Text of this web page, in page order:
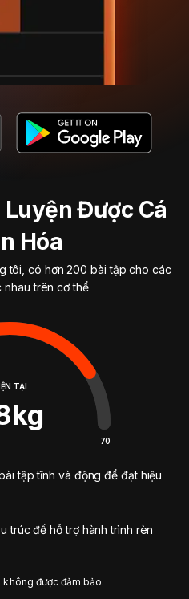
Luyện Được Cá
Hóa
tôi, có hơn 200 bài tập cho các
nhau trên cơ thể
TẠI
kg
70
tập tĩnh và động để đạt hiệu
trúc để hỗ trợ hành trình rèn
được đảm bảo.